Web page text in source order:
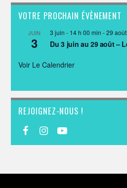
VOTRE PROCHAIN ÉVÈNEMENT
JUIN
3
3 juin - 14 h 00 min -29
Du 3 juin au 29 août –
Voir Le Calendrier
REJOIGNEZ-NOUS !